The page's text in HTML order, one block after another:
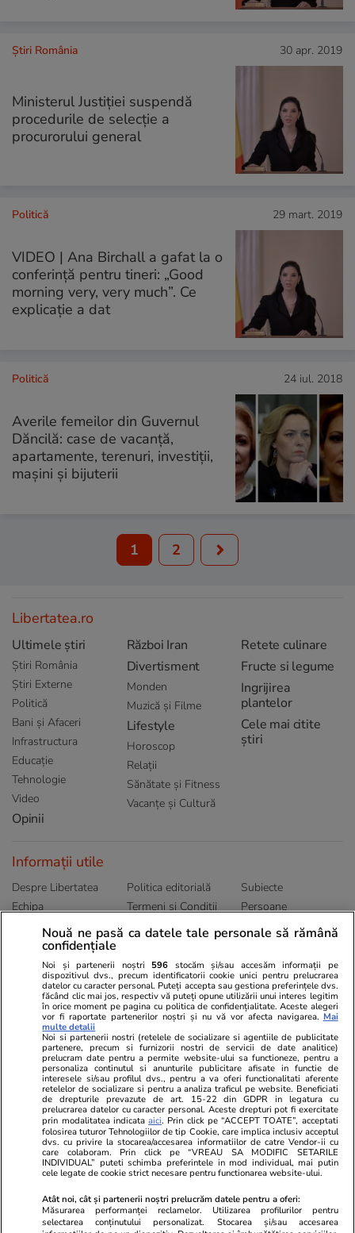
Știri România 30 apr. 2019
Ministerul Justiției suspendă
procedurile de selecție a
procurorului general
Politică 29 mart. 2019
VIDEO | Ana Birchall a gafat la o
conferință pentru tineri: „Good
morning very, very much”. Ce
explicație a dat
Politică 24 iul. 2018
Averile femeilor din Guvernul
Dăncilă: case de vacanță,
apartamente, terenuri, investiții,
mașini și bijuterii
1 2
Libertatea.ro
Ultimele știri
Știri România
Știri Externe
Politică
Bani și Afaceri
Infrastructura
Educație
Tehnologie
Video
Opinii
Război Iran
Divertisment
Monden
Muzică și Filme
Lifestyle
Horoscop
Relații
Sănătate și Fitness
Vacanțe și Cultură
Retete culinare
Fructe si legume
Ingrijirea
plantelor
Cele mai citite
știri
Informații utile
Despre Libertatea
Echipa
Publicitate
Politica de
Politica editorială
Termeni și Conditii
Abonamente
Subiecte
Persoane
Sitemap
Ringier România
Libertatea pentru
Unica.ro
Program TV
Avantaje
ELLE
Gazeta Sporturilor
Stiri mondene
Calculator sarcina
Ajută Copiii
Locuri de muncă
Imobiliare.ro
Jobradar24
Imoradar24
Colecții Libertatea
Pariază responsabil! Decizia ONJN nr. 821/25.09.2025.
Jocurile de noroc sunt interzise minorilor.
Nouă ne pasă ca datele tale personale să rămână
confidențiale
Noi și partenerii noștri 596 stocăm și/sau accesăm informații pe
dispozitivul dvs., precum identificatorii cookie unici pentru prelucrarea
datelor cu caracter personal. Puteți accepta sau gestiona preferințele dvs.
făcând clic mai jos, respectiv vă puteți opune utilizării unui interes legitim
în orice moment pe pagina cu politica de confidențialitate. Aceste alegeri
vor fi raportate partenerilor noștri și nu vă vor afecta navigarea. Mai
multe detalii
Noi si partenerii nostri (retelele de socializare si agentiile de publicitate
partenere, precum si furnizorii nostri de servicii de date analitice)
prelucram date pentru a permite website-ului sa functioneze, pentru a
personaliza continutul si anunturile publicitare afisate in functie de
interesele si/sau profilul dvs., pentru a va oferi functionalitati aferente
retelelor de socializare si pentru a analiza traficul pe website. Beneficiati
de drepturile prevazute de art. 15-22 din GDPR in legatura cu
prelucrarea datelor cu caracter personal. Aceste drepturi pot fi exercitate
prin modalitatea indicataaici. Prin click pe “ACCEPT TOATE”, acceptati
folosirea tuturor Tehnologiilor de tip Cookie, care implica inclusiv acceptul
dvs. cu privire la stocarea/accesarea informatiilor de catre Vendor-ii cu
care colaboram. Prin click pe “VREAU SA MODIFIC SETARILE
INDIVIDUAL” puteti schimba preferintele in mod individual, mai putin
cele legate de cookie strict necesare pentru functionarea website-ului.
Atât noi, cât și partenerii noștri prelucrăm datele pentru a oferi:
Măsurarea performanței reclamelor. Utilizarea profilurilor pentru
selectarea conținutului personalizat. Stocarea și/sau accesarea